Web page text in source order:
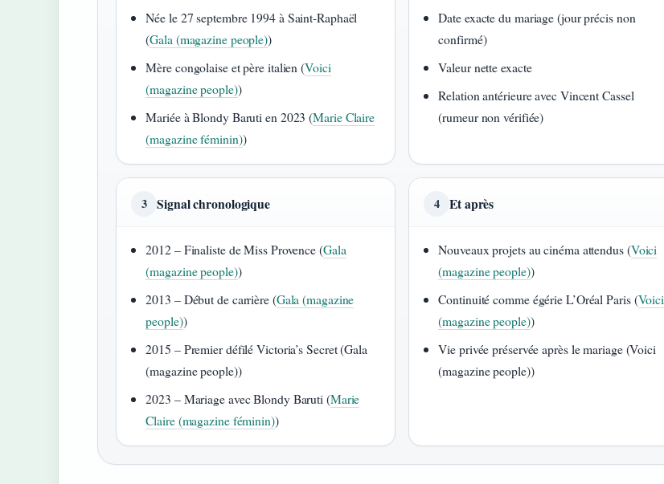
Née le 27 septembre 1994 à Saint-Raphaël
(Gala (magazine people))
Mère congolaise et père italien (Voici
(magazine people))
Mariée à Blondy Baruti en 2023 (Marie Claire
(magazine féminin))
Date exacte du mariage (jour précis non
confirmé)
Valeur nette exacte
Relation antérieure avec Vincent Cassel
(rumeur non vérifiée)
3 Signal chronologique
2012 – Finaliste de Miss Provence (Gala
(magazine people))
2013 – Début de carrière (Gala (magazine
people))
2015 – Premier défilé Victoria’s Secret (Gala
(magazine people))
2023 – Mariage avec Blondy Baruti (Marie
Claire (magazine féminin))
4 Et après
Nouveaux projets au cinéma attendus (Voici
(magazine people))
Continuité comme égérie L’Oréal Paris (Voici
(magazine people))
Vie privée préservée après le mariage (Voici
(magazine people))